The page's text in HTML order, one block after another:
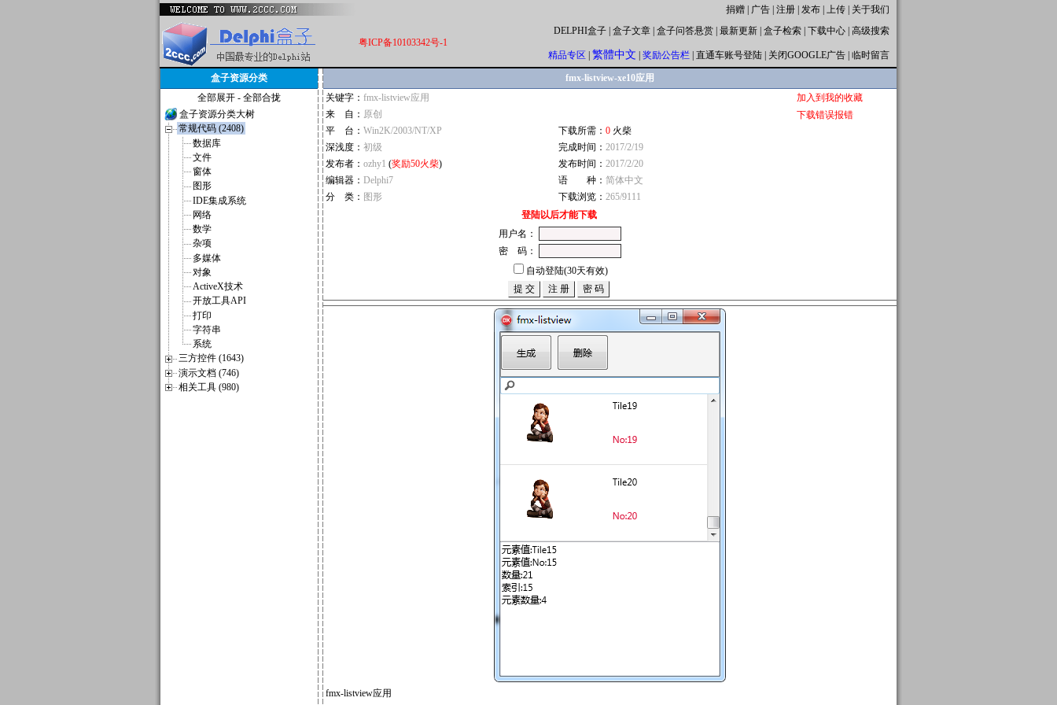
捐赠 广告 注册 发布 上传 关于我们
粤ICP备10103342号-1
DELPHI盒子 盒子文章 盒子问答悬赏 最新更新 盒子检索 下载中心 高级搜索
精品专区 繁體中文 奖励公告栏 直通车账号登陆 关闭GOOGLE广告 临时留言
盒子资源分类
全部展开 - 全部合拢
盒子资源分类大树
常规代码 (2408)
数据库
文件
窗体
图形
IDE集成系统
网络
数学
杂项
多媒体
对象
ActiveX技术
开放工具API
打印
字符串
系统
三方控件 (1643)
演示文档 (746)
相关工具 (980)
fmx-listview-xe10应用
关键字： fmx-listview应用
来 自： 原创
平 台： Win2K/2003/NT/XP 下载所需： 0 火柴
深浅度： 初级 完成时间： 2017/2/19
发布者： ozhy1 (奖励50火柴) 发布时间： 2017/2/20
编辑器： Delphi7 语 种： 简体中文
分 类： 图形 下载浏览： 265/9111
加入到我的收藏
下载错误报错
登陆以后才能下载
用户名：
密 码：
自动登陆(30天有效)
fmx-listview应用